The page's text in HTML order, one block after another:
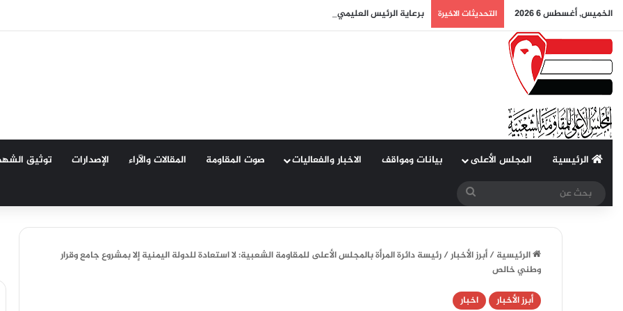
الخميس, أغسطس 6 2026 التحديثات الاخيرة برعاية الرئيس العليمي.. لقاء تشاوري للمقاومة الشعبية بتعز يقر النفير العام وتشكيل لجان لدعم الجيش واستعادة
الرئيسية المجلس الأعلى بيانات ومواقف الاخبار والفعاليات صوت المقاومة المقالات والآراء الإصدارات توثيق
بحث
الرئيسية/أبرز الأخبار/رئيسة دائرة المرأة بالمجلس الأعلى للمقاومة الشعبية: لا استعادة للدولة اليمنية إلا بمشروع جامع وقرار
وطني خالص
أبرز الأخبار
اخبار